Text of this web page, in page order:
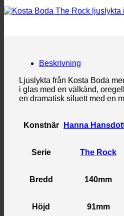
mängd
Beskrivning
Ljuslykta från Kosta Boda
i glas med en välkänd,
en dramatisk siluett med en
Konstnär Hanna
Serie The Rock
Bredd 140mm
Höjd 91mm